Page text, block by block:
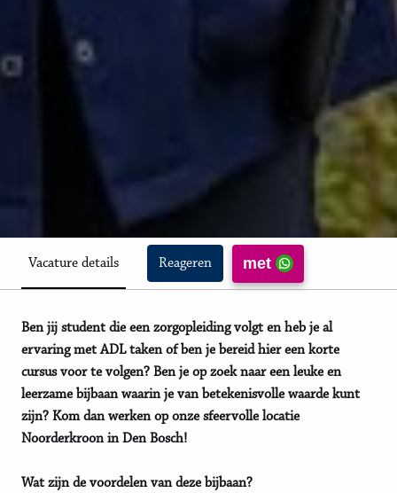
Vacature details Reageren met
Ben jij student die een zorgopleiding volgt en heb je al
ervaring met ADL taken of ben je bereid hier een korte
cursus voor te volgen? Ben je op zoek naar een leuke en
leerzame bijbaan waarin je van betekenisvolle waarde kunt
zijn? Kom dan werken op onze sfeervolle locatie
Noorderkroon in Den Bosch!
Wat zijn de voordelen van deze bijbaan?